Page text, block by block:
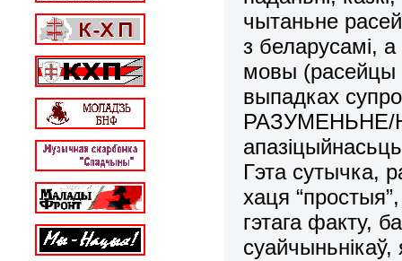
чытаньне
з беларусамі,
мовы (расейцы
выпадках
РАЗУМЕНЬНЕ/
Гэта сутычка,
хаця
гэтага факту,